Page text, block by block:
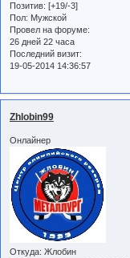
Позитив: [+19/-3]
Пол: Мужской
Провел на форуме:
26 дней 22 часа
Последний визит:
19-05-2014 14:36:57
Zhlobin99
Онлайнер
Откуда: Жлобин